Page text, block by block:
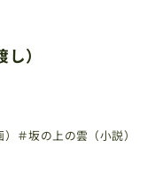
）
＃坂の上の雲（小説）